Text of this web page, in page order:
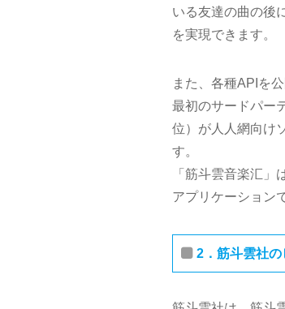
いる友達の曲の後
を実現できます。
また、各種APIを
最初のサードパー
位）が人人網向け
す。
「筋斗雲音楽汇
アプリケーション
2．筋斗雲社